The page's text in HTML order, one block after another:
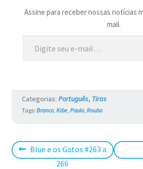
Assine para receber nossas notícias
mail.
Digite seu e-mail…
Categorias: Português, Tiras
Tags: Branco, Kibe, Paulo, Roubo
Navegação
Post
anterior:
Blue e os Gatos #263 a
266